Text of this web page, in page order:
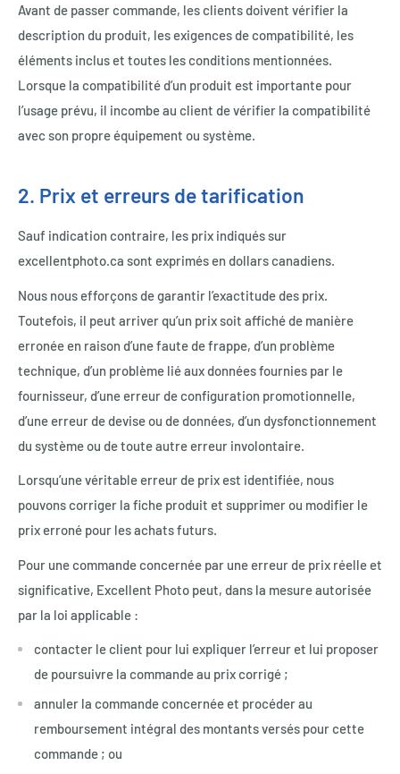
Avant de passer commande, les clients doivent vérifier la
description du produit, les exigences de compatibilité, les
éléments inclus et toutes les conditions mentionnées.
Lorsque la compatibilité d’un produit est importante pour
l’usage prévu, il incombe au client de vérifier la compatibilité
avec son propre équipement ou système.
2. Prix et erreurs de tarification
Sauf indication contraire, les prix indiqués sur
excellentphoto.ca sont exprimés en dollars canadiens.
Nous nous efforçons de garantir l’exactitude des prix.
Toutefois, il peut arriver qu’un prix soit affiché de manière
erronée en raison d’une faute de frappe, d’un problème
technique, d’un problème lié aux données fournies par le
fournisseur, d’une erreur de configuration promotionnelle,
d’une erreur de devise ou de données, d’un dysfonctionnement
du système ou de toute autre erreur involontaire.
Lorsqu’une véritable erreur de prix est identifiée, nous
pouvons corriger la fiche produit et supprimer ou modifier le
prix erroné pour les achats futurs.
Pour une commande concernée par une erreur de prix réelle et
significative, Excellent Photo peut, dans la mesure autorisée
par la loi applicable :
contacter le client pour lui expliquer l’erreur et lui proposer
de poursuivre la commande au prix corrigé ;
annuler la commande concernée et procéder au
remboursement intégral des montants versés pour cette
commande ; ou